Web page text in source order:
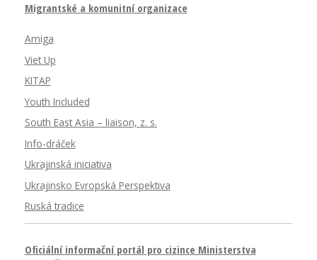
Migrantské a komunitní organizace
Amiga
Viet Up
KITAP
Youth Included
South East Asia – liaison, z. s.
Info-dráček
Ukrajinská iniciativa
Ukrajinsko Evropská Perspektiva
Ruská tradice
Oficiální informační portál pro cizince Ministerstva